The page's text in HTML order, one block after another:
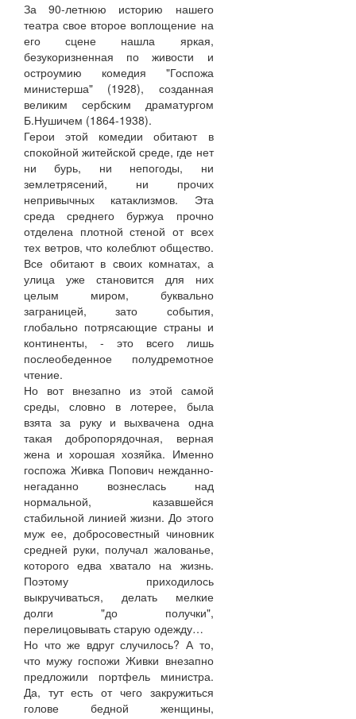
За 90-летнюю историю нашего
театра свое второе воплощение на
его сцене нашла яркая,
безукоризненная по живости и
остроумию комедия "Госпожа
министерша" (1928), созданная
великим сербским драматургом
Б.Нушичем (1864-1938).
Герои этой комедии обитают в
спокойной житейской среде, где нет
ни бурь, ни непогоды, ни
землетрясений, ни прочих
непривычных катаклизмов. Эта
среда среднего буржуа прочно
отделена плотной стеной от всех
тех ветров, что колеблют общество.
Все обитают в своих комнатах, а
улица уже становится для них
целым миром, буквально
заграницей, зато события,
глобально потрясающие страны и
континенты, - это всего лишь
послеобеденное полудремотное
чтение.
Но вот внезапно из этой самой
среды, словно в лотерее, была
взята за руку и выхвачена одна
такая добропорядочная, верная
жена и хорошая хозяйка. Именно
госпожа Живка Попович нежданно-
негаданно вознеслась над
нормальной, казавшейся
стабильной линией жизни. До этого
муж ее, добросовестный чиновник
средней руки, получал жалованье,
которого едва хватало на жизнь.
Поэтому приходилось
выкручиваться, делать мелкие
долги "до получки",
перелицовывать старую одежду…
Но что же вдруг случилось? А то,
что мужу госпожи Живки внезапно
предложили портфель министра.
Да, тут есть от чего закружиться
голове бедной женщины,